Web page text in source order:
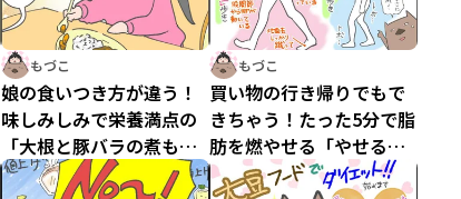
もづこ
娘の食いつき方が違う！
味しみしみで栄養満点の
「大根と豚バラの煮も
の」にチャレンジ！
もづこ
買い物の行き帰りでもで
きちゃう！たった5分で脂
肪を燃やせる「やせるウ
ォーキング」